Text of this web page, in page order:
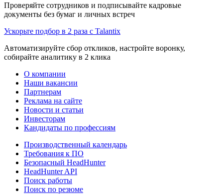
Проверяйте сотрудников и подписывайте кадровые
документы без бумаг и личных встреч
Ускорьте подбор в 2 раза с Talantix
Автоматизируйте сбор откликов, настройте воронку,
собирайте аналитику в 2 клика
О компании
Наши вакансии
Партнерам
Реклама на сайте
Новости и статьи
Инвесторам
Кандидаты по профессиям
Производственный календарь
Требования к ПО
Безопасный HeadHunter
HeadHunter API
Поиск работы
Поиск по резюме